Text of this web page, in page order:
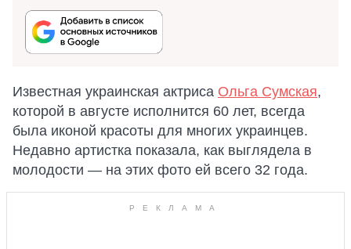
Известная украинская актриса Ольга Сумская,
которой в августе исполнится 60 лет, всегда
была иконой красоты для многих украинцев.
Недавно артистка показала, как выглядела в
молодости — на этих фото ей всего 32 года.